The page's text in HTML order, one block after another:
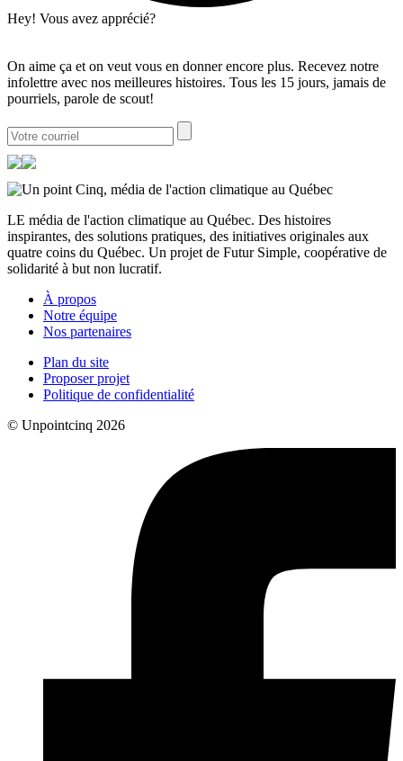
Hey! Vous avez apprécié?
On aime ça et on veut vous en donner encore plus. Recevez notre
infolettre avec nos meilleures histoires. Tous les 15 jours, jamais de
pourriels, parole de scout!
LE média de l'action climatique au Québec. Des histoires
inspirantes, des solutions pratiques, des initiatives originales aux
quatre coins du Québec. Un projet de Futur Simple, coopérative de
solidarité à but non lucratif.
À propos
Notre équipe
Nos partenaires
Plan du site
Proposer projet
Politique de confidentialité
© Unpointcinq 2026